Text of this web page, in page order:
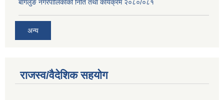
बागलुङ नगरपालिकाको निति तथा कार्यक्रम २०८०/०८१
अन्य
राजस्व/वैदेशिक सहयोग